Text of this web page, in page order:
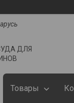
ДЛЯ
Товары